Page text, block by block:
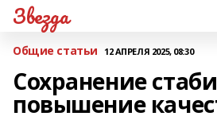
Звезда
Общие статьи 12 АПРЕЛЯ 2025, 08:30
Сохранение
повышение